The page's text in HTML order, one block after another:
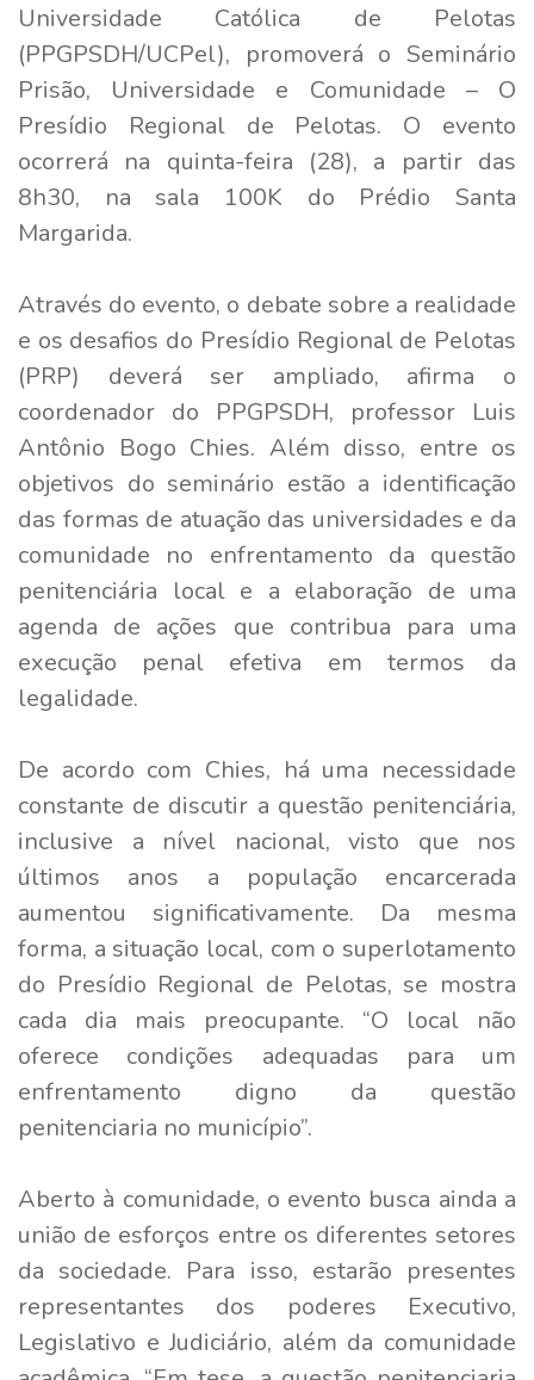
Universidade Católica de Pelotas
(PPGPSDH/UCPel), promoverá o Seminário
Prisão, Universidade e Comunidade – O
Presídio Regional de Pelotas. O evento
ocorrerá na quinta-feira (28), a partir das
8h30, na sala 100K do Prédio Santa
Margarida.
Através do evento, o debate sobre a realidade
e os desafios do Presídio Regional de Pelotas
(PRP) deverá ser ampliado, afirma o
coordenador do PPGPSDH, professor Luis
Antônio Bogo Chies. Além disso, entre os
objetivos do seminário estão a identificação
das formas de atuação das universidades e da
comunidade no enfrentamento da questão
penitenciária local e a elaboração de uma
agenda de ações que contribua para uma
execução penal efetiva em termos da
legalidade.
De acordo com Chies, há uma necessidade
constante de discutir a questão penitenciária,
inclusive a nível nacional, visto que nos
últimos anos a população encarcerada
aumentou significativamente. Da mesma
forma, a situação local, com o superlotamento
do Presídio Regional de Pelotas, se mostra
cada dia mais preocupante. “O local não
oferece condições adequadas para um
enfrentamento digno da questão
penitenciaria no município”.
Aberto à comunidade, o evento busca ainda a
união de esforços entre os diferentes setores
da sociedade. Para isso, estarão presentes
representantes dos poderes Executivo,
Legislativo e Judiciário, além da comunidade